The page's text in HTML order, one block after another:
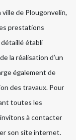
de Plougonvelin,
prestations
détaillé établi
la réalisation d’un
également de
des travaux. Pour
toutes les
à contacter
son site internet.